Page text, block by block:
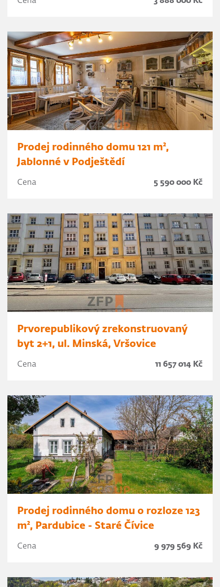
Prodej rodinného domu 121 m²,
Jablonné v Podještědí
Cena 5 590 000 Kč
Prvorepublikový zrekonstruovaný
byt 2+1, ul. Minská, Vršovice
Cena 11 657 014 Kč
Prodej rodinného domu o rozloze 123
m², Pardubice - Staré Čívice
Cena 9 979 569 Kč